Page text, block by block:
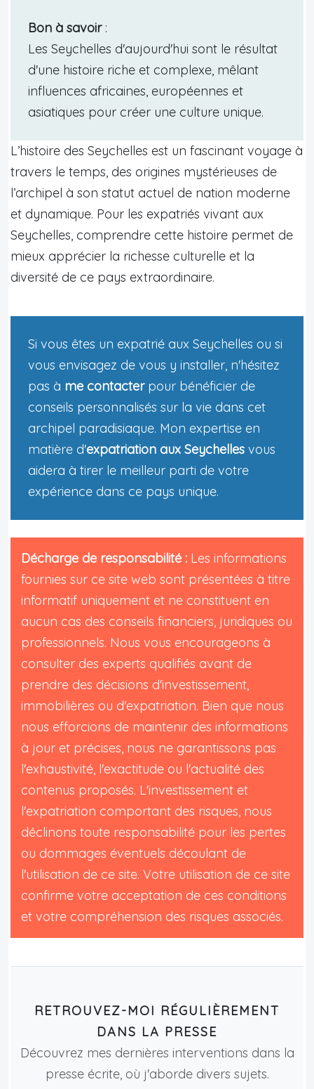
Bon à savoir:
Les Seychelles d'aujourd'hui sont le résultat
d'une histoire riche et complexe, mêlant
influences africaines, européennes et
asiatiques pour créer une culture unique.
L’histoire des Seychelles est un fascinant voyage à
travers le temps, des origines mystérieuses de
l’archipel à son statut actuel de nation moderne
et dynamique. Pour les expatriés vivant aux
Seychelles, comprendre cette histoire permet de
mieux apprécier la richesse culturelle et la
diversité de ce pays extraordinaire.
Si vous êtes un expatrié aux Seychelles ou si
vous envisagez de vous y installer, n'hésitez
pas à me contacterpour bénéficier de
conseils personnalisés sur la vie dans cet
archipel paradisiaque. Mon expertise en
matière d'expatriation aux Seychelles vous
aidera à tirer le meilleur parti de votre
expérience dans ce pays unique.
Décharge de responsabilité : Les informations
fournies sur ce site web sont présentées à titre
informatif uniquement et ne constituent en
aucun cas des conseils financiers, juridiques ou
professionnels. Nous vous encourageons à
consulter des experts qualifiés avant de
prendre des décisions d'investissement,
immobilières ou d'expatriation. Bien que nous
nous efforcions de maintenir des informations
à jour et précises, nous ne garantissons pas
l'exhaustivité, l'exactitude ou l'actualité des
contenus proposés. L'investissement et
l'expatriation comportant des risques, nous
déclinons toute responsabilité pour les pertes
ou dommages éventuels découlant de
l'utilisation de ce site. Votre utilisation de ce site
confirme votre acceptation de ces conditions
et votre compréhension des risques associés.
RETROUVEZ-MOI RÉGULIÈREMENT
DANS LA PRESSE
Découvrez mes dernières interventions dans la
presse écrite, où j'aborde divers sujets.